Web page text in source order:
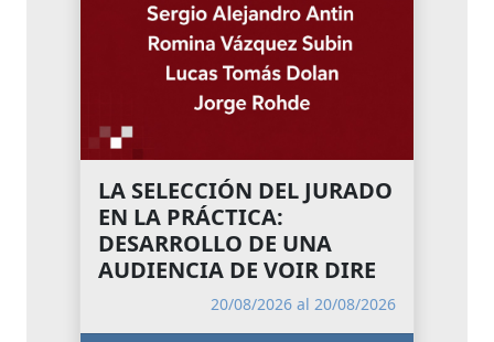
LA SELECCIÓN DEL JURADO
EN LA PRÁCTICA:
DESARROLLO DE UNA
AUDIENCIA DE VOIR DIRE
20/08/2026 al 20/08/2026